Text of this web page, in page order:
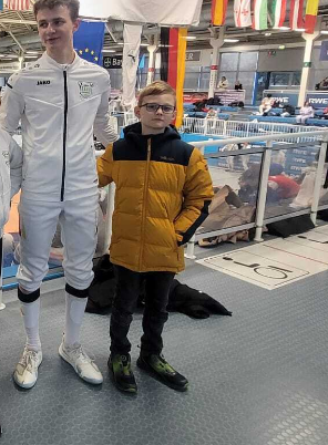
Mitgliedschaft
Mitglied werden
Mitglieder-Portal
Download-Center
Fragen & Antworten